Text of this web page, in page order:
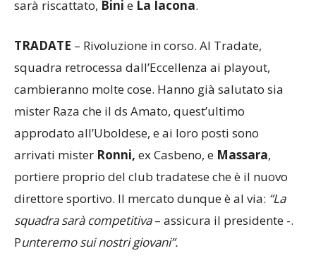
bassi. Confermate le uscite diVeronesi,
TRADATE– Rivoluzione in corso. Al Tradate,
squadra retrocessa dall’Eccellenza ai playout,
cambieranno molte cose. Hanno già salutato sia
mister Raza che il ds Amato, quest’ultimo
approdato all’Uboldese, e ai loro posti sono
arrivati misterRonni,ex Casbeno, eMassara,
portiere proprio del club tradatese che è il nuovo
direttore sportivo. Il mercato dunque è al via:“La
squadra sarà competitiva– assicura il presidente -.